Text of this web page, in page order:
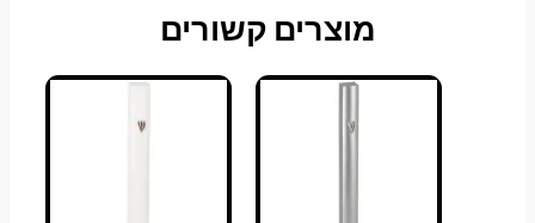
מוצרים קשורים